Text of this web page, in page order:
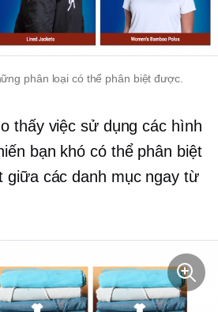
phân loại có thể phân biệt được.
thấy việc sử dụng các hình
bạn khó có thể phân biệt
giữa các danh mục ngay từ